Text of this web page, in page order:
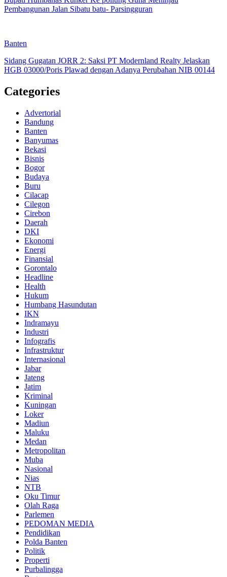
Pembangunan Jalan Sibatu batu- Parsingguran
Banten
Sidang Gugatan JORR 2: Saksi PT Modernland Realty Jelaskan
HGB 03000/Poris Plawad dengan Adanya Perubahan NIB 00144
Categories
Advertorial
Bandung
Banten
Banyumas
Bekasi
Bisnis
Bogor
Budaya
Buru
Cilacap
Cilegon
Cirebon
Daerah
DKI
Ekonomi
Energi
Finansial
Gorontalo
Headline
Health
Hukum
Humbang Hasundutan
IKN
Indramayu
Industri
Infografis
Infrastruktur
Internasional
Jabar
Jateng
Jatim
Kriminal
Kuningan
Loker
Madiun
Maluku
Medan
Metropolitan
Muba
Nasional
Nias
NTB
Oku Timur
Olah Raga
Parlemen
PEDOMAN MEDIA
Pendidikan
Polda Banten
Politik
Properti
Purbalingga